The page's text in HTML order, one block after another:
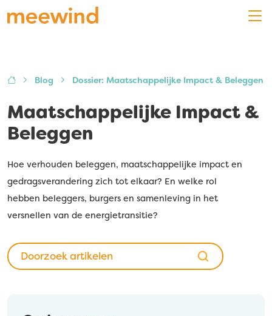
Blog Dossier: Maatschappelijke Impact & Beleggen
Maatschappelijke Impact &
Beleggen
Hoe verhouden beleggen, maatschappelijke impact en
gedragsverandering zich tot elkaar? En welke rol
hebben beleggers, burgers en samenleving in het
versnellen van de energietransitie?
Zoeken
naar:
Als de resultaten voor automatisch aanvullen